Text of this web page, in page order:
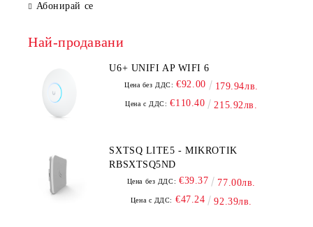
Абонирай се
Най-продавани
U6+ UNIFI AP WIFI 6
Цена без ДДС: €92.00 179.94лв.
Цена с ДДС: €110.40 215.92лв.
SXTSQ LITE5 - MIKROTIK
RBSXTSQ5ND
Цена без ДДС: €39.37 77.00лв.
Цена с ДДС: €47.24 92.39лв.